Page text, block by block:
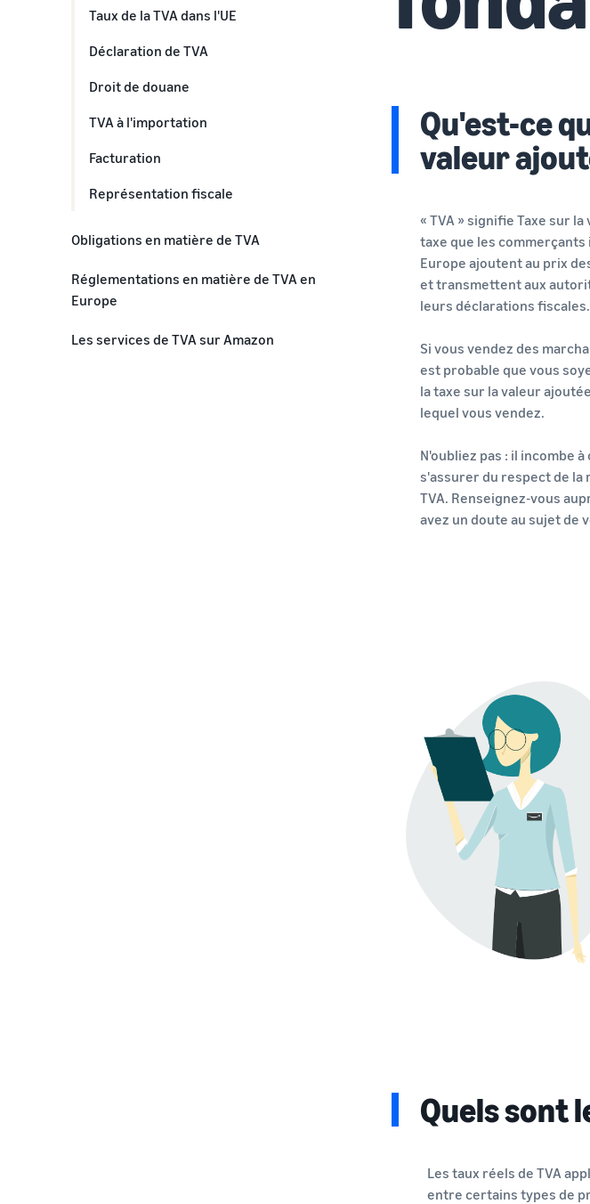
Taux de la TVA dans l'UE
Déclaration de TVA
Droit de douane
TVA à l'importation
Facturation
Représentation fiscale
Obligations en matière de TVA
Réglementations en matière de TVA en
Europe
Les services de TVA sur Amazon
Qu'est-ce
valeur
« TVA » signifie Taxe sur
taxe que les commerçants
Europe ajoutent au prix
et transmettent aux
leurs déclarations fiscales.
Si vous vendez des
est probable que vous
la taxe sur la valeur
lequel vous vendez.
N'oubliez pas : il incombe
s'assurer du respect de
TVA. Renseignez-vous
avez un doute au sujet de
Quels sont
Les taux réels de TVA
entre certains types de